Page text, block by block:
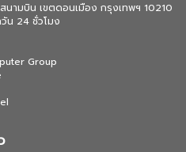
นามบิน เขตดอนเมือง กรุงเทพฯ 10210
น 24 ชั่วโมง
Group